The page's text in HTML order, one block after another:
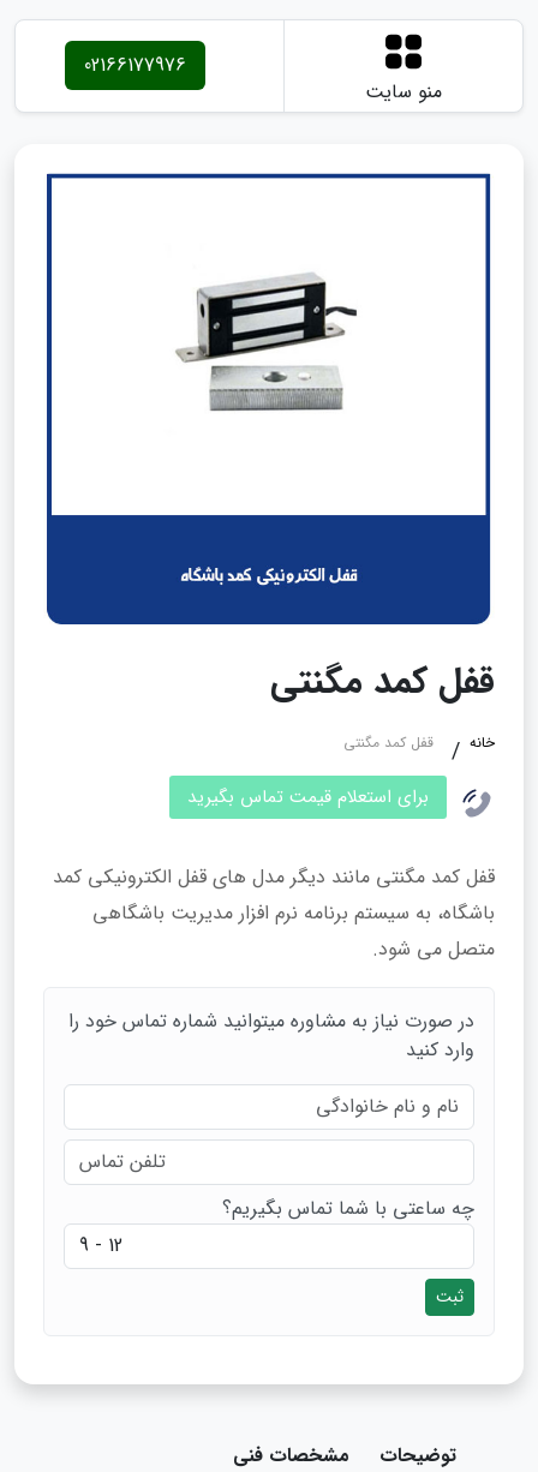
منو سایت
02166177976
قفل کمد مگنتی
خانه قفل کمد مگنتی
برای استعلام قیمت تماس بگیرید
قفل کمد مگنتی مانند دیگر مدل های قفل الکترونیکی کمد
باشگاه، به سیستم برنامه نرم افزار مدیریت باشگاهی
متصل می شود.
در صورت نیاز به مشاوره میتوانید شماره تماس خود را
وارد کنید
چه ساعتی با شما تماس بگیریم؟
ثبت
توضیحات مشخصات فنی